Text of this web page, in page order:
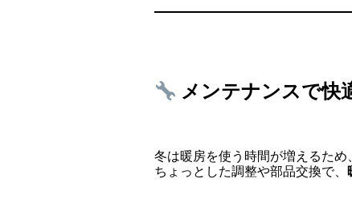
メンテナンスで快
冬は暖房を使う時間が増えるため
ちょっとした調整や部品交換で、